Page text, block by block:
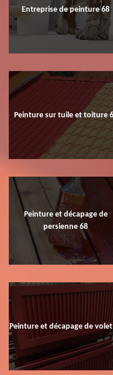
Entreprise de peinture 68
Peinture sur tuile et toiture
Peinture et décapage de
persienne 68
Peinture et décapage de volet